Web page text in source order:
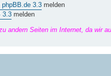
phpBB.de 3.3 melden
3.3 melden
andern Seiten im Internet, da wir